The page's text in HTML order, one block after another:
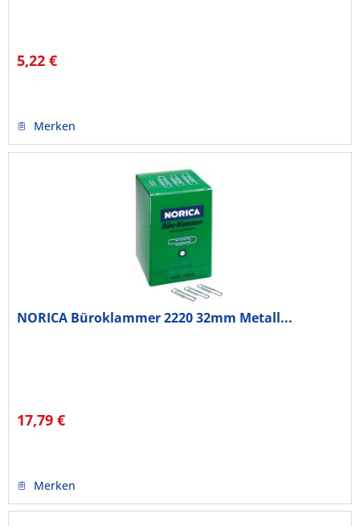
5,22 €
Merken
NORICA Büroklammer 2220 32mm Metall...
17,79 €
Merken